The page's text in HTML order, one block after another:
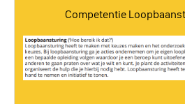
Competentie